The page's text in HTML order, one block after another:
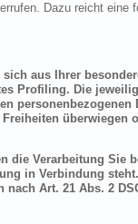
Dazu reicht eine
aus Ihrer
Profiling. Die
personenbezogenen
überwiegen
die Verarbeitung Sie
in Verbindung
Art. 21 Abs. 2